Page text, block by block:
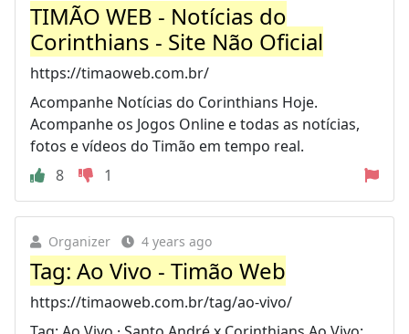
TIMÃO WEB - Notícias do
Corinthians - Site Não Oficial
https://timaoweb.com.br/
Acompanhe Notícias do Corinthians Hoje.
Acompanhe os Jogos Online e todas as notícias,
fotos e vídeos do Timão em tempo real.
8
1
Organizer 4 years ago
Tag: Ao Vivo - Timão Web
https://timaoweb.com.br/tag/ao-vivo/